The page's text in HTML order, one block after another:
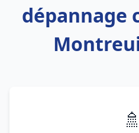
dépannage
🚿